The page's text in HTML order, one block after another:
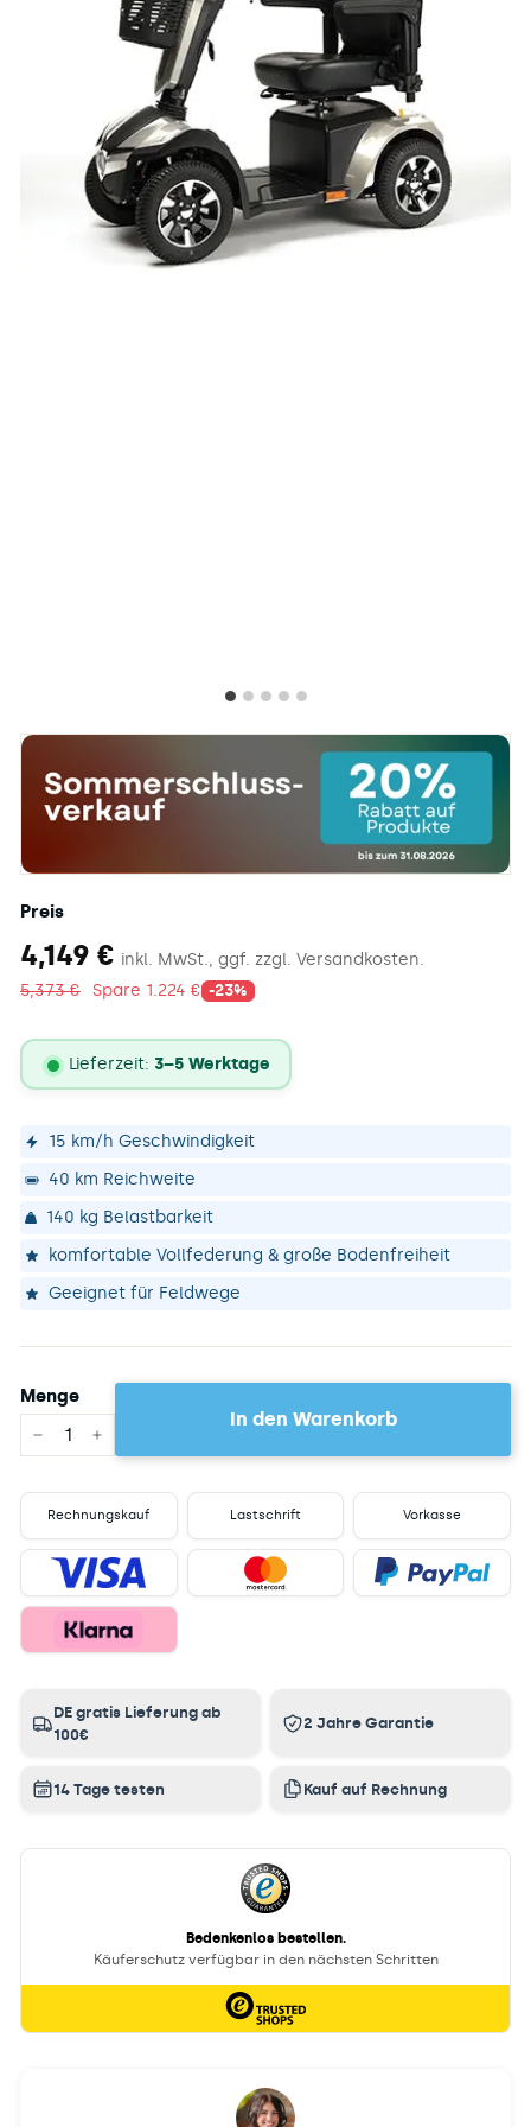
Preis
4,149 € 4.149
€
inkl. MwSt., ggf. zzgl. Versandkosten.
5,373 €5.373
Spare 1.224 € -23%
Lieferstatus
Lieferzeit: 3–5 Werktage
15 km/h Geschwindigkeit
40 km Reichweite
140 kg Belastbarkeit
komfortable Vollfederung & große Bodenfreiheit
Geeignet für Feldwege
Menge
In den Warenkorb
Rechnungskauf Lastschrift Vorkasse
DE gratis Lieferung ab
100€
2 Jahre Garantie
14 Tage testen Kauf auf Rechnung